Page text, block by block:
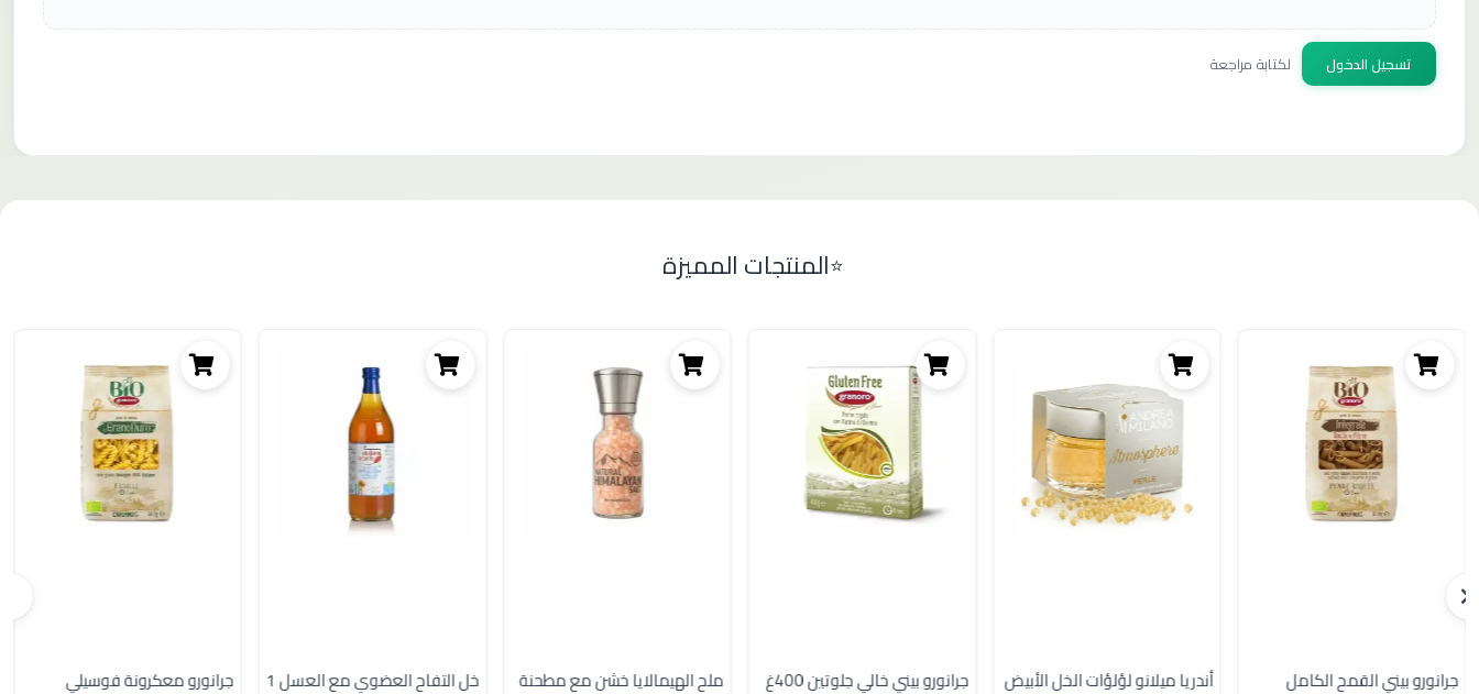
تسجيل الدخول لكتابة مراجعة
المنتجات المميزة
جرانورو بيني القمح الكامل أندريا ميلانو لؤلؤات الخل الأبيض جرانورو بيني خالي جلوتين 400غ ملح الهيمالايا خشن مع مطحنة خل التفاح العضوي مع العسل 1 جرانورو معكرونة فوسيلي